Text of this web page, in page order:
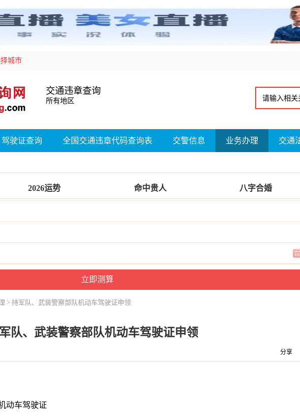
城市
交通违章查询
所有地区
驾驶证查询 全国交通违章代码查询表 交警信息 业务办理 交通
2026运势 命中贵人 八字合婚
> 持军队、武装警察部队机动车驾驶证申领
队、武装警察部队机动车驾驶证申领
分享
动车驾驶证